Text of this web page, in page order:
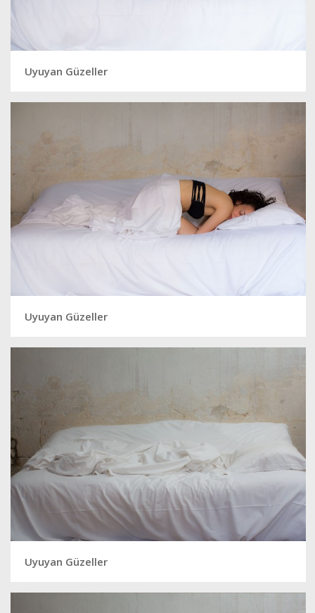
Uyuyan Güzeller
Uyuyan Güzeller
Uyuyan Güzeller